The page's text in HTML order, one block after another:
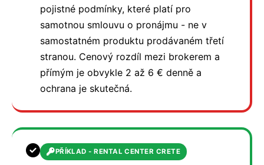
pojistné podmínky, které platí pro
samotnou smlouvu o pronájmu - ne v
samostatném produktu prodávaném třetí
stranou. Cenový rozdíl mezi brokerem a
přímým je obvykle 2 až 6 € denně a
ochrana je skutečná.
PŘÍKLAD - RENTAL CENTER CRETE